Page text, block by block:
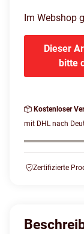
Im Webshop
Dieser
bitte
Kostenloser
mit DHL nach
Zertifizierte